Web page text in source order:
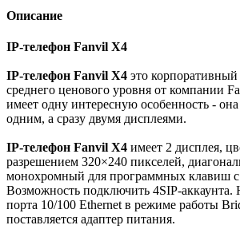
Описание
IP-телефон Fanvil X4
IP-телефон Fanvil X4 это
среднего ценового уровня от компании
имеет одну интересную особенность -
одним, а сразу двумя дисплеями.
IP-телефон Fanvil X4 имеет 2 дисплея,
разрешением 320×240 пикселей,
монохромный для программных клавиш с
Возможность подключить 4SIP-аккаунта.
порта 10/100 Ethernet в режиме работы
поставляется адаптер питания.